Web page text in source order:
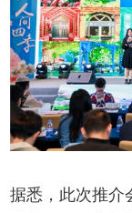
据悉，此次推介